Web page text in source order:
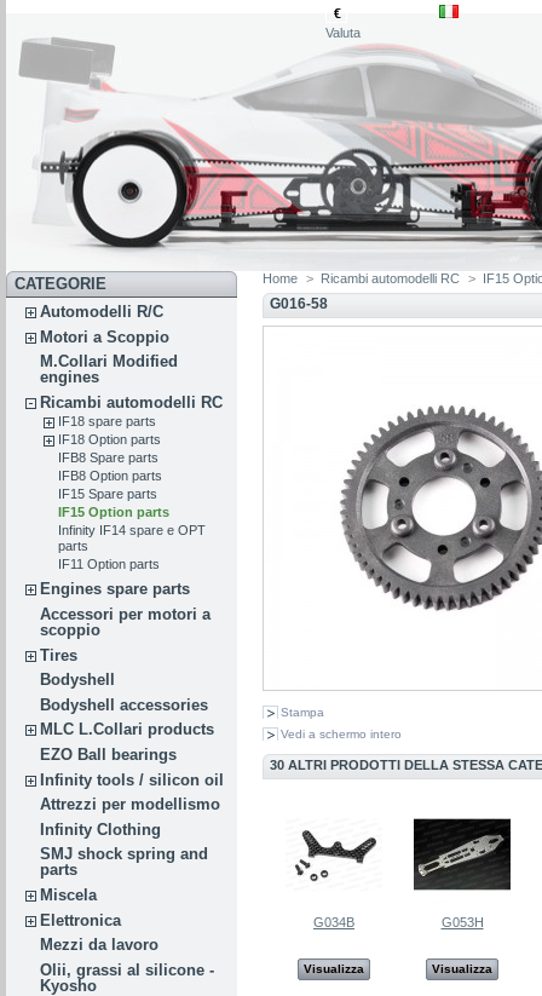
€
Valuta
CATEGORIE
Automodelli R/C
Motori a Scoppio
M.Collari Modified
engines
Ricambi automodelli RC
IF18 spare parts
IF18 Option parts
IFB8 Spare parts
IFB8 Option parts
IF15 Spare parts
IF15 Option parts
Infinity IF14 spare e OPT
parts
IF11 Option parts
Engines spare parts
Accessori per motori a
scoppio
Tires
Bodyshell
Bodyshell accessories
MLC L.Collari products
EZO Ball bearings
Infinity tools / silicon oil
Attrezzi per modellismo
Infinity Clothing
SMJ shock spring and
parts
Miscela
Elettronica
Mezzi da lavoro
Olii, grassi al silicone -
Kyosho
Home > Ricambi automodelli RC > IF15
G016-58
Stampa
Vedi a schermo intero
30 ALTRI PRODOTTI DELLA STESSA
G034B
Visualizza
G053H
Visualizza